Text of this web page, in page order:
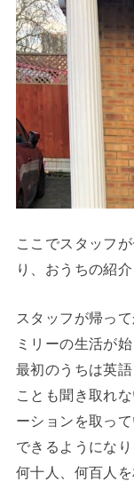
ここでスタッフ
り、おうちの紹
スタッフが帰っ
ミリーの生活が始
最初のうちは英
ことも聞き取れ
ーションを取っ
できるようにな
何十人、何百人